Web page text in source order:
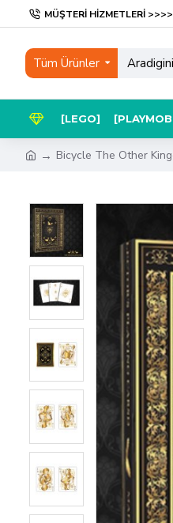
MÜŞTERI HIZMETLERI
Tüm Ürünler
[LEGO]
Bicycle The Other